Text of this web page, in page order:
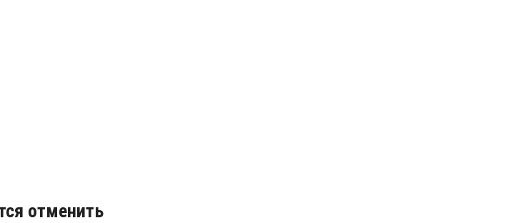
отменить